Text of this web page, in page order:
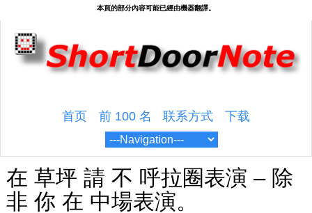
首页 前 100 名 联系方式 下载
在 草坪 請 不 呼拉圈表演 – 除
非 你 在 中場表演。